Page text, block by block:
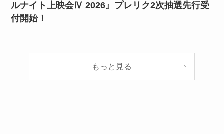
ルナイト上映会Ⅳ 2026』プレリク2次抽選先行受
付開始！
もっと見る